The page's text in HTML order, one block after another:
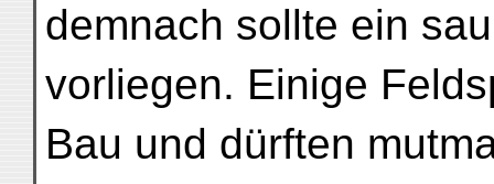
demnach sollte ein
vorliegen. Einige
Bau und dürften